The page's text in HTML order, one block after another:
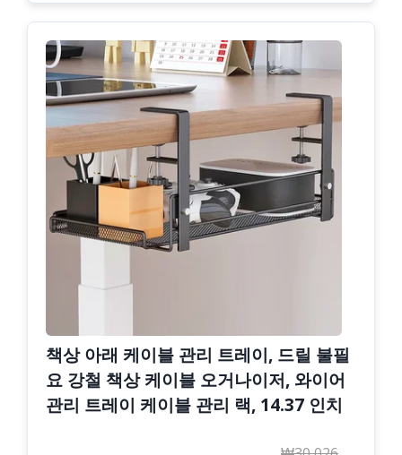
책상 아래 케이블 관리 트레이, 드릴 불필
요 강철 책상 케이블 오거나이저, 와이어
관리 트레이 케이블 관리 랙, 14.37 인치